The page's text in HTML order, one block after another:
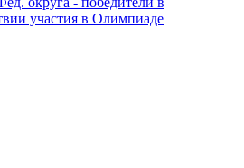
участия в Олимпиаде